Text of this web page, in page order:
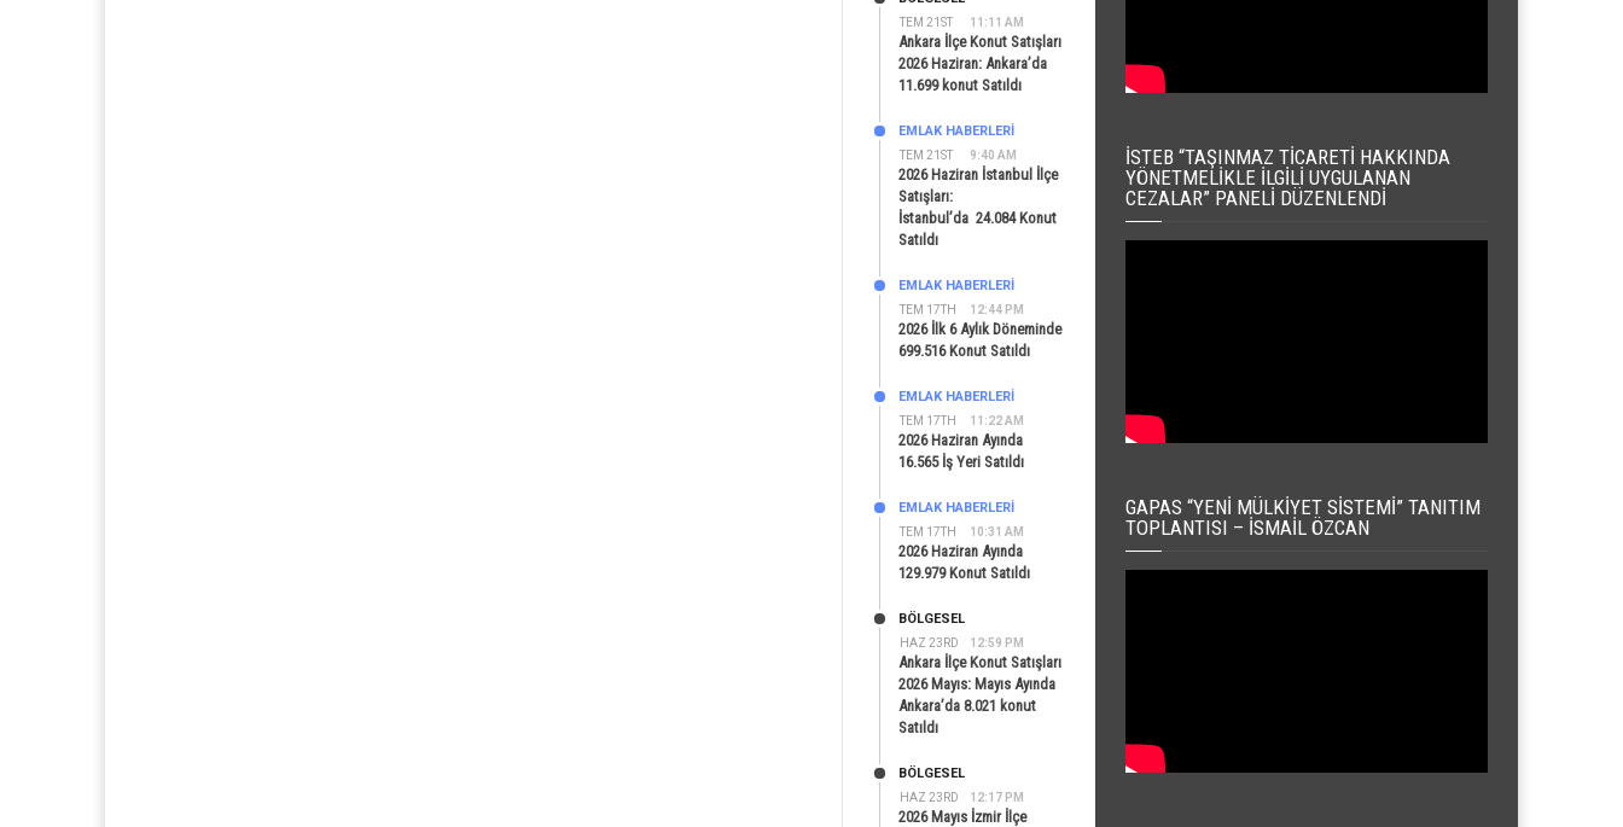
TEM 21ST 11:11 AM
Ankara İlçe Konut Satışları
2026 Haziran: Ankara’da
11.699 konut Satıldı
TEM 21ST 9:40 AM
EMLAK HABERLERI
2026 Haziran İstanbul İlçe
Satışları:
İstanbul’da 24.084 Konut
Satıldı
TEM 17TH 12:44 PM
EMLAK HABERLERI
2026 İlk 6 Aylık Döneminde
699.516 Konut Satıldı
TEM 17TH 11:22 AM
EMLAK HABERLERI
2026 Haziran Ayında
16.565 İş Yeri Satıldı
TEM 17TH 10:31 AM
EMLAK HABERLERI
2026 Haziran Ayında
129.979 Konut Satıldı
HAZ 23RD 12:59 PM
BÖLGESEL
Ankara İlçe Konut Satışları
2026 Mayıs: Mayıs Ayında
Ankara’da 8.021 konut
Satıldı
HAZ 23RD 12:17 PM
BÖLGESEL
2026 Mayıs İzmir İlçe
İSTEB “TAŞINMAZ TICARETI HAKKINDA
YÖNETMELIKLE İLGILI UYGULANAN
CEZALAR” PANELI DÜZENLENDI
GAPAS “YENI MÜLKIYET SISTEMI” TANITIM
TOPLANTISI – İSMAIL ÖZCAN